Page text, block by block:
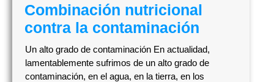
Combinación nutricional
contra la contaminación
Un alto grado de contaminación En actualidad,
lamentablemente sufrimos de un alto grado de
contaminación, en el agua, en la tierra, en los